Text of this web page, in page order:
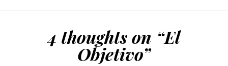
4 thoughts on “El
Objetivo”